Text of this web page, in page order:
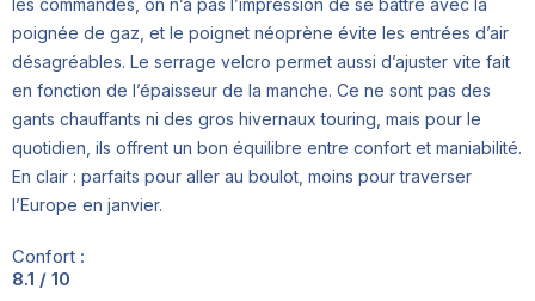
les commandes, on n’a pas l’impression de se battre avec la
poignée de gaz, et le poignet néoprène évite les entrées d’air
désagréables. Le serrage velcro permet aussi d’ajuster vite fait
en fonction de l’épaisseur de la manche. Ce ne sont pas des
gants chauffants ni des gros hivernaux touring, mais pour le
quotidien, ils offrent un bon équilibre entre confort et maniabilité.
En clair : parfaits pour aller au boulot, moins pour traverser
l’Europe en janvier.
Confort :
8.1 / 10